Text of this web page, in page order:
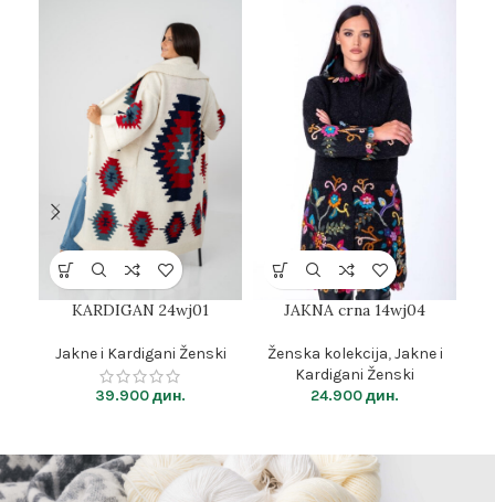
KARDIGAN 24wj01
Jakne i Kardigani Ženski
39.900дин.
JAKNA crna 14wj04
Ženska kolekcija,Jakne i
Kardigani Ženski
24.900дин.